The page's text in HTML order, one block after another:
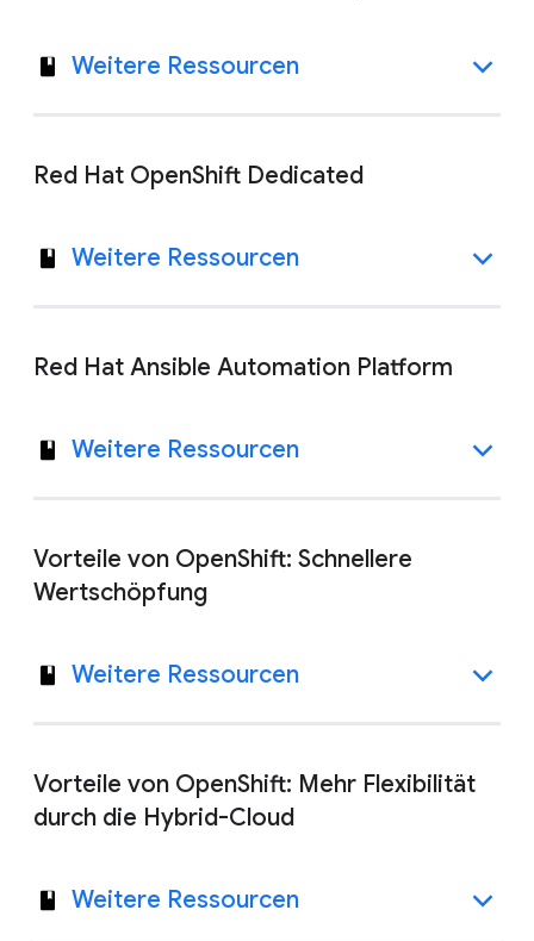
Weitere Ressourcen
Red Hat OpenShift Dedicated
Weitere Ressourcen
Red Hat Ansible Automation Platform
Weitere Ressourcen
Vorteile von OpenShift: Schnellere
Wertschöpfung
Weitere Ressourcen
Vorteile von OpenShift: Mehr Flexibilität
durch die Hybrid-Cloud
Weitere Ressourcen